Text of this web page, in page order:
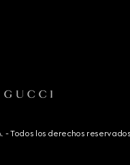
- Todos los derechos